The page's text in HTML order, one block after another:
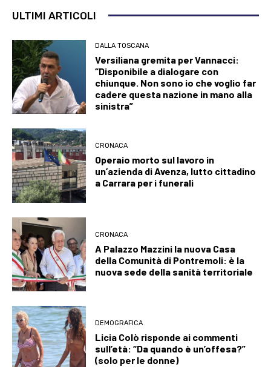
ULTIMI ARTICOLI
DALLA TOSCANA
Versiliana gremita per Vannacci:
“Disponibile a dialogare con
chiunque. Non sono io che voglio far
cadere questa nazione in mano alla
sinistra”
CRONACA
Operaio morto sul lavoro in
un’azienda di Avenza, lutto cittadino
a Carrara per i funerali
CRONACA
A Palazzo Mazzini la nuova Casa
della Comunità di Pontremoli: è la
nuova sede della sanità territoriale
DEMOGRAFICA
Licia Colò risponde ai commenti
sull’età: “Da quando è un’offesa?”
(solo per le donne)